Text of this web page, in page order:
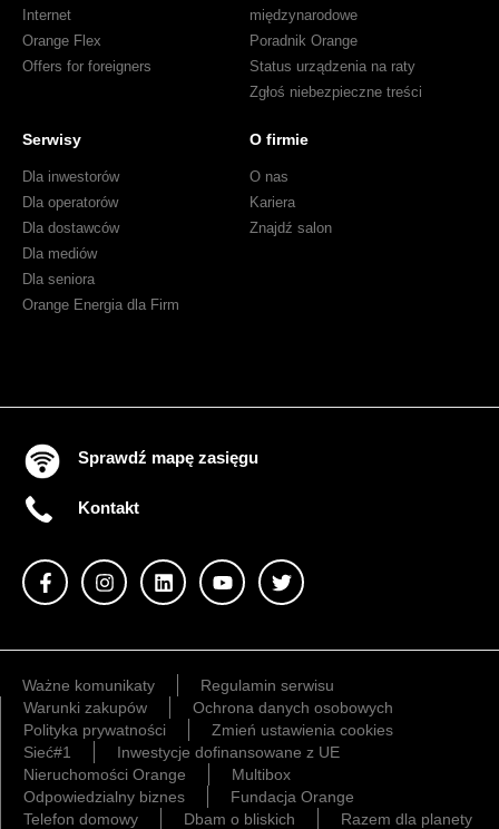
Internet
Orange Flex
Offers for foreigners
międzynarodowe
Poradnik Orange
Status urządzenia na raty
Zgłoś niebezpieczne treści
Serwisy
Dla inwestorów
Dla operatorów
Dla dostawców
Dla mediów
Dla seniora
Orange Energia dla Firm
O firmie
O nas
Kariera
Znajdź salon
Sprawdź mapę zasięgu
Kontakt
Ważne komunikaty
Regulamin serwisu
Warunki zakupów
Ochrona danych osobowych
Polityka prywatności
Zmień ustawienia cookies
Sieć#1
Inwestycje dofinansowane z UE
Nieruchomości Orange
Multibox
Odpowiedzialny biznes
Fundacja Orange
Telefon domowy
Dbam o bliskich Razem dla planety